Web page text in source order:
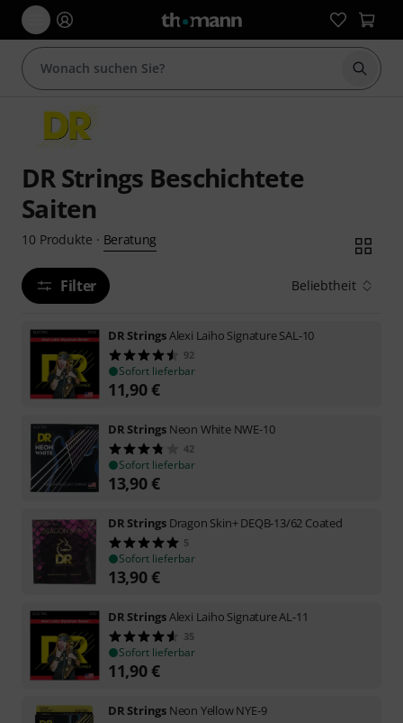
Suche
DR Strings Beschichtete
Saiten
10 Produkte · Beratung
Filter Beliebtheit
DR StringsAlexi Laiho Signature SAL-10
92
Sofort lieferbar
11,90€
DR Strings Neon White NWE-10
42
Sofort lieferbar
13,90€
DR Strings Dragon Skin+ DEQB-13/62 Coated
5
Sofort lieferbar
13,90€
DR StringsAlexi Laiho Signature AL-11
35
Sofort lieferbar
11,90€
DR Strings Neon Yellow NYE-9